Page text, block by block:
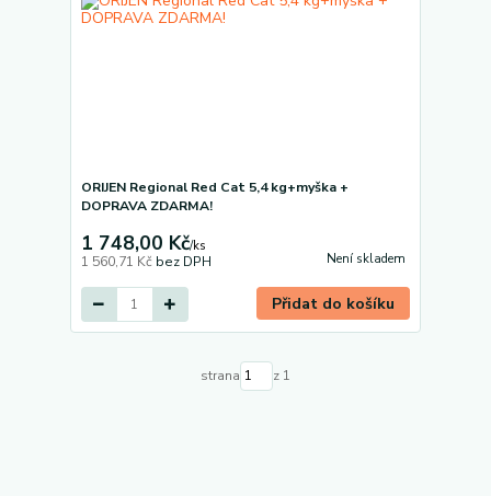
ORIJEN Regional Red Cat 5,4 kg+myška +
DOPRAVA ZDARMA!
1 748,00 Kč/ks
1 560,71 Kč bez DPH Není skladem
Přidat do košíku
strana z 1